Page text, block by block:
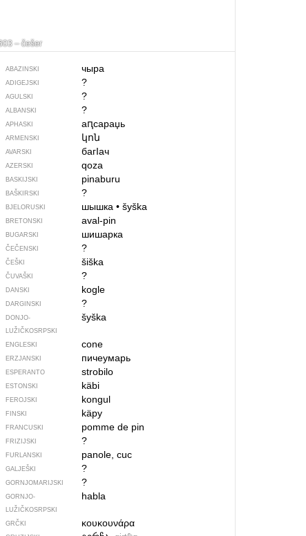
– češer
ABAZINSKI чыра
ADIGEJSKI ?
AGULSKI ?
ALBANSKI ?
APHASKI аԥсараџь
ARMENSKI կոն
AVARSKI багIач
AZERSKI qoza
BASKIJSKI pinaburu
BAŠKIRSKI ?
BJELORUSKI шышка• šyška
BRETONSKI aval-pin
BUGARSKI шишарка
ČEČENSKI ?
ČEŠKI šiška
ČUVAŠKI ?
DANSKI kogle
DARGINSKI ?
DONJO­
LUŽIČKOSRPSKI
šyška
ENGLESKI cone
ERZJANSKI пичеумарь
ESPERANTO strobilo
ESTONSKI käbi
FEROJSKI kongul
FINSKI käpy
FRANCUSKI pomme de pin
FRIZIJSKI ?
FURLANSKI panole, cuc
GALJEŠKI ?
GORNJOMARIJSKI ?
GORNJO­
LUŽIČKOSRPSKI
habla
GRČKI κουκουνάρα